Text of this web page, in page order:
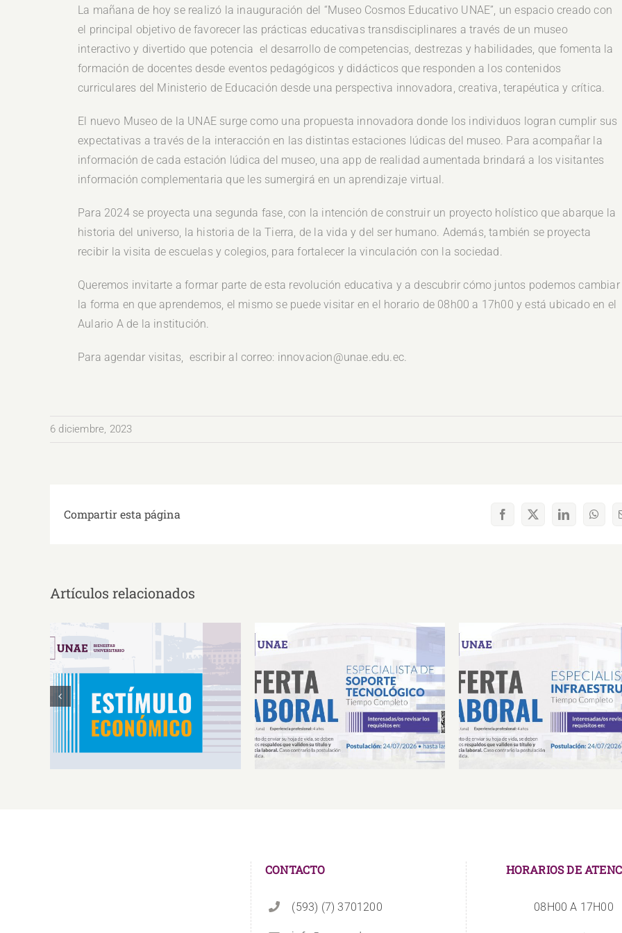
La mañana de hoy se realizó la inauguración del “Museo Cosmos Educativo UNAE”, un espacio creado con
el principal objetivo de favorecer las prácticas educativas transdisciplinares a través de un museo
interactivo y divertido que potencia el desarrollo de competencias, destrezas y habilidades, que fomenta la
formación de docentes desde eventos pedagógicos y didácticos que responden a los contenidos
curriculares del Ministerio de Educación desde una perspectiva innovadora, creativa, terapéutica y crítica.
El nuevo Museo de la UNAE surge como una propuesta innovadora donde los individuos logran cumplir sus
expectativas a través de la interacción en las distintas estaciones lúdicas del museo. Para acompañar la
información de cada estación lúdica del museo, una app de realidad aumentada brindará a los visitantes
información complementaria que les sumergirá en un aprendizaje virtual.
Para 2024 se proyecta una segunda fase, con la intención de construir un proyecto holístico que abarque la
historia del universo, la historia de la Tierra, de la vida y del ser humano. Además, también se proyecta
recibir la visita de escuelas y colegios, para fortalecer la vinculación con la sociedad.
Queremos invitarte a formar parte de esta revolución educativa y a descubrir cómo juntos podemos cambiar
la forma en que aprendemos, el mismo se puede visitar en el horario de 08h00 a 17h00 y está ubicado en el
Aulario A de la institución.
Para agendar visitas, escribir al correo: innovacion@unae.edu.ec.
6 diciembre, 2023
Compartir esta página Facebook
X LinkedIn
Artículos relacionados
Estímulos Económicos para
Deportistas de Alto
Rendimiento IS2026
Oferta Laboral Especialista de
Soporte Tecnológico
Oferta Laboral Especialista
Infraestructura
CONTACTO
(593) (7) 3701200
HORARIOS DE
08H00 A 17H00